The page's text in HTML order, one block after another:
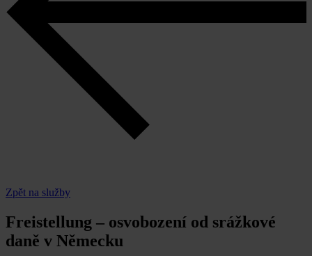
Zpět na služby
Freistellung – osvobození od srážkové
daně v Německu